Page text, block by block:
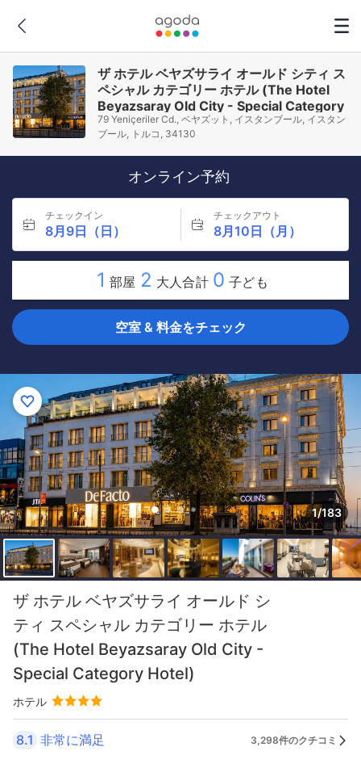
ザ ホテル ベヤズサライ オールド シティ ス
ペシャル カテゴリー ホテル (The Hotel
Beyazsaray Old City - Special Category
Hotel)
79 Yeniçeriler Cd., ベヤズット, イスタンブール, イスタン
ブール, トルコ, 34130
オンライン予約
チェックイン
8月9日（日）
チェックアウト
8月10日（月）
1 部屋 2 大人合計 0 子ども
空室 & 料金をチェック
1/183
ザ ホテル ベヤズサライ オールド シ
ティ スペシャル カテゴリー ホテル
(The Hotel Beyazsaray Old City -
Special Category Hotel)
ホテル
8.1 非常に満足 3,298件のクチコミ